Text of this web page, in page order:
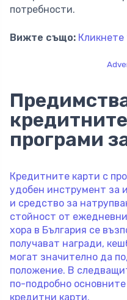
потребности.
Вижте също: Кликнете
програми
Кредитните карти с
удобен инструмент за
и средство за
стойност от
хора в България се
получават награди,
могат значително да
положение. В
по-подробно
кредитни карти.